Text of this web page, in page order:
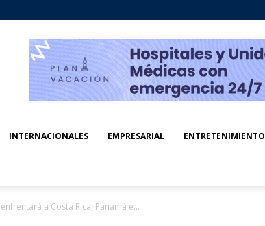
INTERNACIONALES EMPRESARIAL ENTRETENIMIENTO
a Costa Rica, Panamá e...